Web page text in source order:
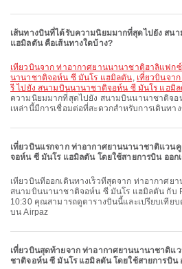
เส้นทางบินที่ได้รับความนิยมมากที่สุดไปยัง สน
แฮมิลตัน คือเส้นทางใดบ้าง?
เที่ยวบินจาก ท่าอากาศยานนานาชาติฮาลิแฟกซ์ สแตนฟิลด์ ไปยัง สนามบิน
นานาชาติจอห์น ซี มันโร แฮมิลตัน, เที่ยวบินจา
รี ไปยัง สนามบินนานาชาติจอห์น ซี มันโร แฮมิ
ความนิยมมากที่สุดไปยัง สนามบินนานาชาติจอ
เหล่านี้มีการเชื่อมต่อที่สะดวกสำหรับการเดินทา
เที่ยวบินแรกจาก ท่าอากาศยานนานาชาติแวน
จอห์น ซี มันโร แฮมิลตัน โดยใช้สายการบิน ออก
เที่ยวบินที่ออกเดินทางเร็วที่สุดจาก ท่าอากาศยานนานาชาติแวนคูเวอร์ ไปยัง
สนามบินนานาชาติจอห์น ซี มันโร แฮมิลตัน กับ
10:30 คุณสามารถดูตารางบินนี้และเปรียบเทีย
บน Airpaz
เที่ยวบินสุดท้ายจาก ท่าอากาศยานนานาชาติแ
ชาติจอห์น ซี มันโร แฮมิลตัน โดยใช้สายการบิน